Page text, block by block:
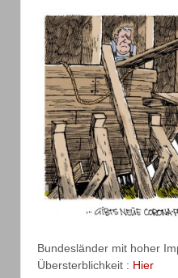
Bundesländer mit hoher
Übersterblichkeit : Hier